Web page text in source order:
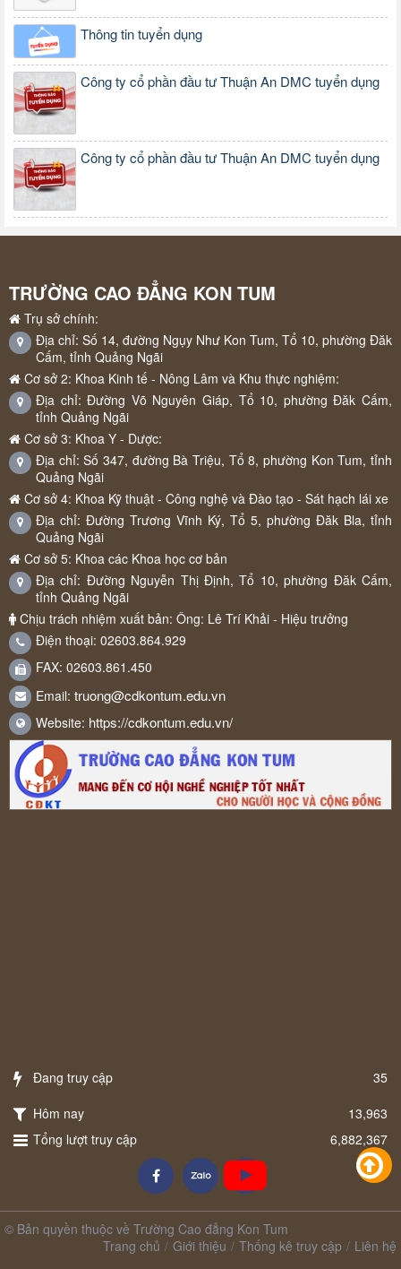
Thông tin tuyển dụng
Công ty cổ phần đầu tư Thuận An DMC tuyển dụng
Công ty cổ phần đầu tư Thuận An DMC tuyển dụng
TRƯỜNG CAO ĐẲNG KON TUM
Trụ sở chính:
Địa chỉ: Số 14, đường Ngụy Như Kon Tum, Tổ 10, phường Đăk
Cấm, tỉnh Quảng Ngãi
Cơ sở 2: Khoa Kinh tế - Nông Lâm và Khu thực nghiệm:
Địa chỉ: Đường Võ Nguyên Giáp, Tổ 10, phường Đăk Cấm,
tỉnh Quảng Ngãi
Cơ sở 3: Khoa Y - Dược:
Địa chỉ: Số 347, đường Bà Triệu, Tổ 8, phường Kon Tum, tỉnh
Quảng Ngãi
Cơ sở 4: Khoa Kỹ thuật - Công nghệ và Đào tạo - Sát hạch lái xe
Địa chỉ: Đường Trương Vĩnh Ký, Tổ 5, phường Đăk Bla, tỉnh
Quảng Ngãi
Cơ sở 5: Khoa các Khoa học cơ bản
Địa chỉ: Đường Nguyễn Thị Định, Tổ 10, phường Đăk Cấm,
tỉnh Quảng Ngãi
Chịu trách nhiệm xuất bản: Ông: Lê Trí Khải - Hiệu trưởng
Điện thoại: 02603.864.929
FAX: 02603.861.450
Email: truong@cdkontum.edu.vn
Website: https://cdkontum.edu.vn/
Đang truy cập
35
Hôm nay
13,963
Tổng lượt truy cập
6,882,367
© Bản quyền thuộc về Trường Cao đẳng Kon Tum
Trang chủ
Giới thiệu Thống kê truy cập Liên hệ